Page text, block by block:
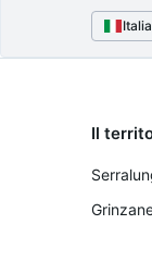
Italia
Il